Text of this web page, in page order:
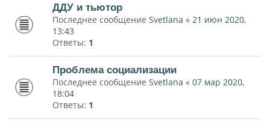
ДДУ и тьютор
Последнее сообщение Svetlana « 21 июн 2020,
13:43
Ответы: 1
Проблема социализации
Последнее сообщение Svetlana « 07 мар 2020,
18:04
Ответы: 1